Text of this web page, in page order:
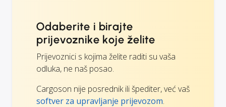
Odaberite i birajte
prijevoznike koje želite
Prijevoznici s kojima želite raditi su vaša
odluka, ne naš posao.
Cargoson nije posrednik ili špediter, već vaš
softver za upravljanje prijevozom.